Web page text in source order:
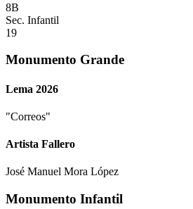
8B
Sec. Infantil
19
Monumento Grande
Lema 2026
"Correos"
Artista Fallero
José Manuel Mora López
Monumento Infantil